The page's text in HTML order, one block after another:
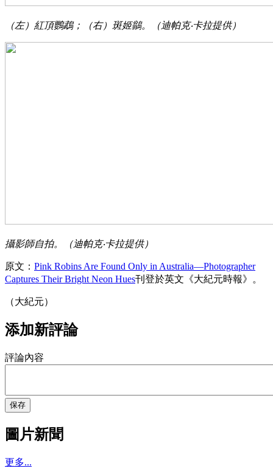
（左）紅頂鸚鵡；（右）斑姬鶲。（迪帕克‧卡拉提供）
攝影師自拍。（迪帕克‧卡拉提供）
原文： Pink Robins Are Found Only in Australia—Photographer
Captures Their Bright Neon Hues刊登於英文《大紀元時報》。
（大紀元）
添加新評論
評論內容
保存
圖片新聞
更多...